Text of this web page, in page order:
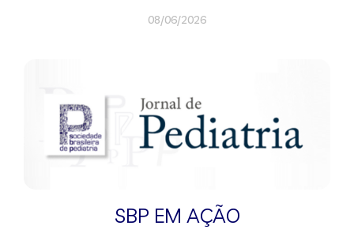
08/06/2026
SBP EM AÇÃO